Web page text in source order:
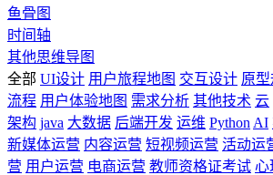
鱼骨图
时间轴
其他思维导图
全部 UI设计 用户旅程地图 交互设计 原型
流程 用户体验地图 需求分析 其他技术 云
架构 java 大数据 后端开发 运维 Python AI
新媒体运营 内容运营 短视频运营 活动运
营 用户运营 电商运营 教师资格证考试 心